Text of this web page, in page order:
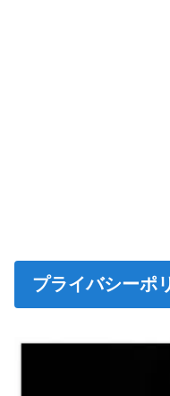
プライバシーポ